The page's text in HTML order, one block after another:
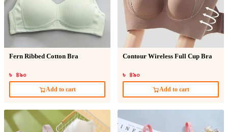
Fern Ribbed Cotton Bra
৳ ৪৯০
Add to cart
Contour Wireless Full Cup Bra
৳ ৪৯০
Add to cart